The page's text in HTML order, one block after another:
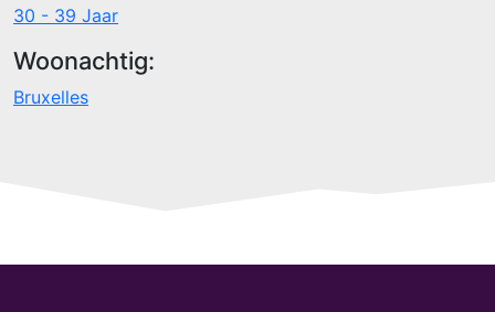
30 - 39 Jaar
Woonachtig:
Bruxelles